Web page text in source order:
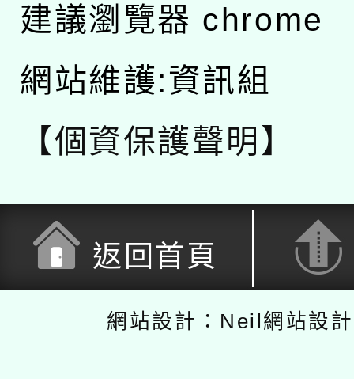
建議瀏覽器 chrome
網站維護:資訊組
【個資保護聲明】
返回首頁
網站設計：Neil網站設